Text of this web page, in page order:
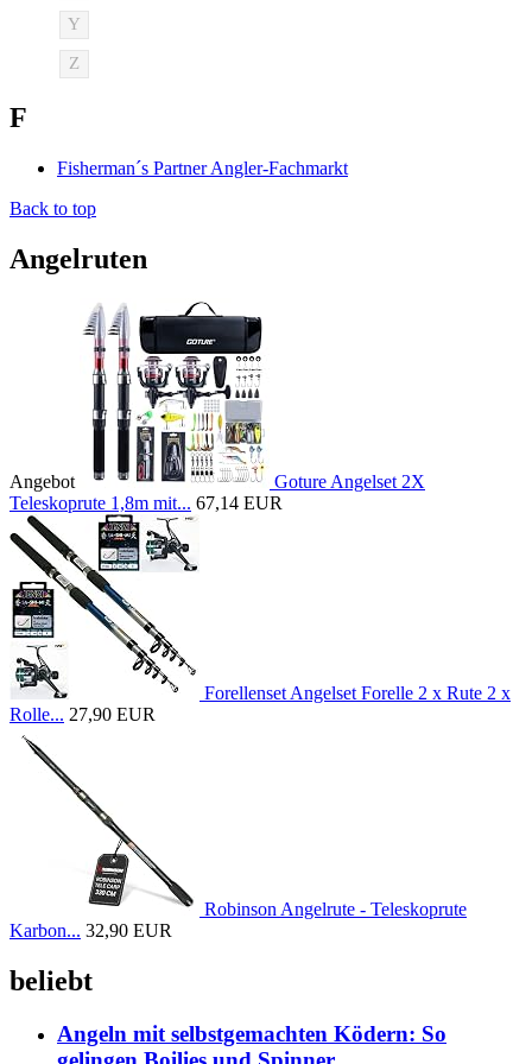
Y
Z
F
Fisherman´s Partner Angler-Fachmarkt
Back to top
Angelruten
Angebot
Goture Angelset 2X
Teleskoprute 1,8m mit... 67,14 EUR
Forellenset Angelset Forelle 2 x Rute 2 x
Rolle... 27,90 EUR
Robinson Angelrute - Teleskoprute
Karbon... 32,90 EUR
beliebt
Angeln mit selbstgemachten Ködern: So